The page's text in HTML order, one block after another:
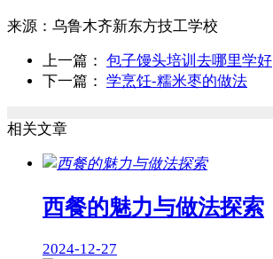
来源： 乌鲁木齐新东方技工学校
上一篇： 包子馒头培训去哪里学好
下一篇： 学烹饪-糯米枣的做法
相关文章
西餐的魅力与做法探索
2024-12-27